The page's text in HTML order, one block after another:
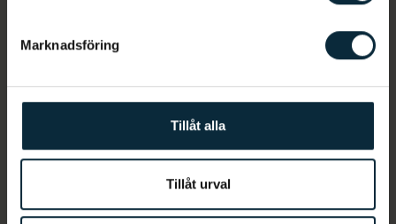
Marknadsföring
Tillåt alla
Tillåt urval
Jessica Karlsson
Tandsköterska